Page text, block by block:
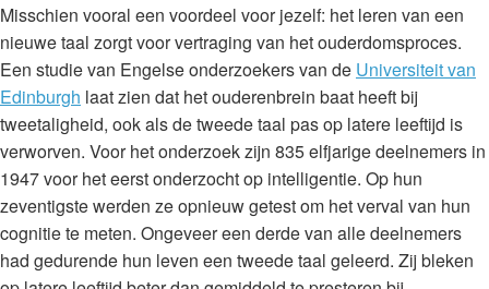
Misschien vooral een voordeel voor jezelf: het leren van een
nieuwe taal zorgt voor vertraging van het ouderdomsproces.
Een studie van Engelse onderzoekers van de Universiteit van
Edinburgh laat zien dat het ouderenbrein baat heeft bij
tweetaligheid, ook als de tweede taal pas op latere leeftijd is
verworven. Voor het onderzoek zijn 835 elfjarige deelnemers in
1947 voor het eerst onderzocht op intelligentie. Op hun
zeventigste werden ze opnieuw getest om het verval van hun
cognitie te meten. Ongeveer een derde van alle deelnemers
had gedurende hun leven een tweede taal geleerd. Zij bleken